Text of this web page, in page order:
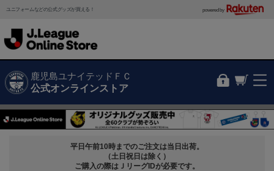
ユニフォームなどの公式グッズが買える！ powered by
鹿児島ユナイテッドＦＣ
公式オンラインストア
平日午前10時までのご注文は当日出荷。
（土日祝日は除く）
ご購入の際はＪリーグIDが必要です。